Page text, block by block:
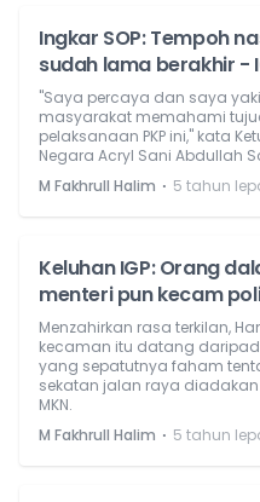
Ingkar SOP: Tempoh
sudah lama berakhir -
"Saya percaya dan saya
masyarakat memahami
pelaksanaan PKP ini," kata
Negara Acryl Sani Abdullah
M Fakhrull Halim ⋅ 5 tahun
Keluhan IGP: Orang
menteri pun kecam
Menzahirkan rasa terkilan,
kecaman itu datang
yang sepatutnya faham
sekatan jalan raya
MKN.
M Fakhrull Halim ⋅ 5 tahun